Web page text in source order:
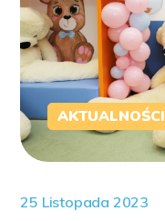
AKTUALNOŚCI
25 Listopada 2023